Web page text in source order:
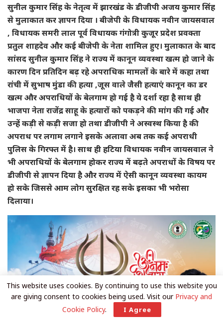
सुनील कुमार सिंह के नेतृत्व में झारखंड के डीजीपी अजय कुमार सिंह
से मुलाकात कर ज्ञापन दिया । बीजेपी के विधायक नवीन जायसवाल
, विधायक समरी लाल पूर्व विधायक गंगोत्री कुजूर प्रदेश प्रवक्ता
प्रतुल शाहदेव और कई बीजेपी के नेता शामिल हुए। मुलाकात के बाद
सांसद सुनील कुमार सिंह ने राज्य में कानून व्यवस्था खत्म हो जाने के
कारण दिन प्रतिदिन बढ़ रहे अपराधिक मामलों के बारे में कहा तथा
रांची में सुभाष मुंडा की हत्या ,जूस वाले जैसी हत्याएं कानून का डर
खत्म और अपराधियों के बेलगाम हो गई है ये दर्शा रहा है साथ ही
भाजपा नेता राजेंद्र साहू के हत्यारों को पकड़ने की मांग की गई और
उन्हें कड़ी से कड़ी सजा हो तथा डीजीपी ने अस्वस्थ किया है की
अपराध पर लगाम लगाने इसके अलावा अब तक कई अपराधी
पुलिस के गिरफ्त में है। साथ ही हटिया विधायक नवीन जायसवाल ने
भी अपराधियों के बेलगाम होकर राज्य में बढ़ते अपराधों के विषय पर
डीजीपी से ज्ञापन दिया है और राज्य में ऐसी कानून व्यवस्था कायम
हो सके जिससे आम लोग सुरक्षित रह सके इसका भी भरोसा
दिलाया।
This website uses cookies. By continuing to use this website you
are giving consent to cookies being used. Visit our Privacy and
Cookie Policy. I Agree